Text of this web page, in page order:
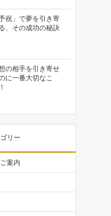
予祝」で夢を引き寄
、その成功の秘訣
の相手を引き寄せ
に一番大切なこ
リー
案内